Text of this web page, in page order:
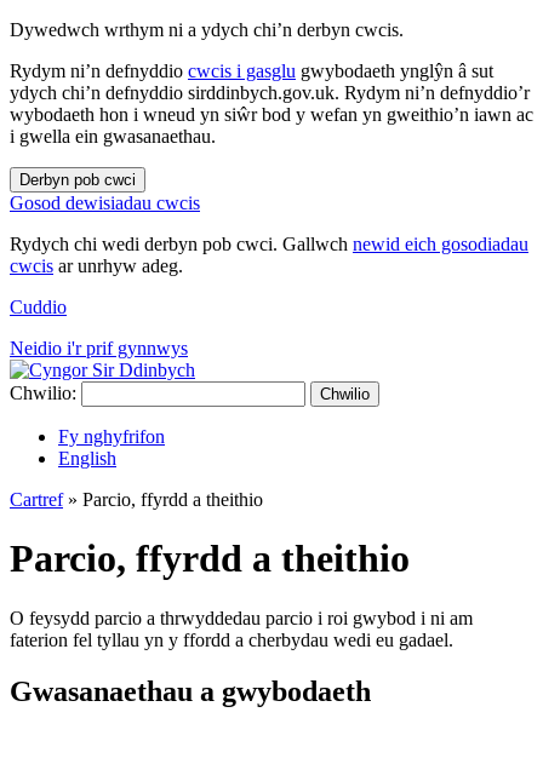
Dywedwch wrthym ni a ydych chi’n derbyn cwcis.
Rydym ni’n defnyddio cwcis i gasglu gwybodaeth ynglŷn â sut
ydych chi’n defnyddio sirddinbych.gov.uk. Rydym ni’n defnyddio’r
wybodaeth hon i wneud yn siŵr bod y wefan yn gweithio’n iawn ac
i gwella ein gwasanaethau.
Derbyn pob cwci
Gosod dewisiadau cwcis
Rydych chi wedi derbyn pob cwci. Gallwch newid eich gosodiadau
cwcis ar unrhyw adeg.
Cuddio
Neidio i'r prif gynnwys
Chwilio: Chwilio
Fy nghyfrifon
English
Cartref» Parcio, ffyrdd a theithio
Parcio, ffyrdd a theithio
O feysydd parcio a thrwyddedau parcio i roi gwybod i ni am
faterion fel tyllau yn y ffordd a cherbydau wedi eu gadael.
Gwasanaethau a gwybodaeth